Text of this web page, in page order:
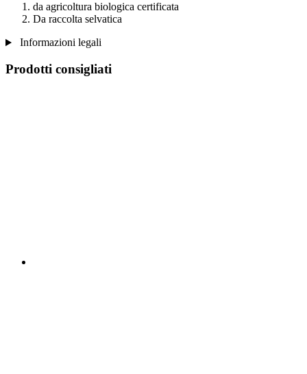
da agricoltura biologica certificata
Da raccolta selvatica
Informazioni legali
Prodotti consigliati